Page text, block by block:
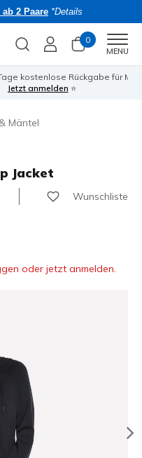
ab 2 Paare *Details
0
MENU
Rückgabe für Mitglieder
⭐
Mäntel
Jacket
Wunschliste
oder jetzt anmelden.